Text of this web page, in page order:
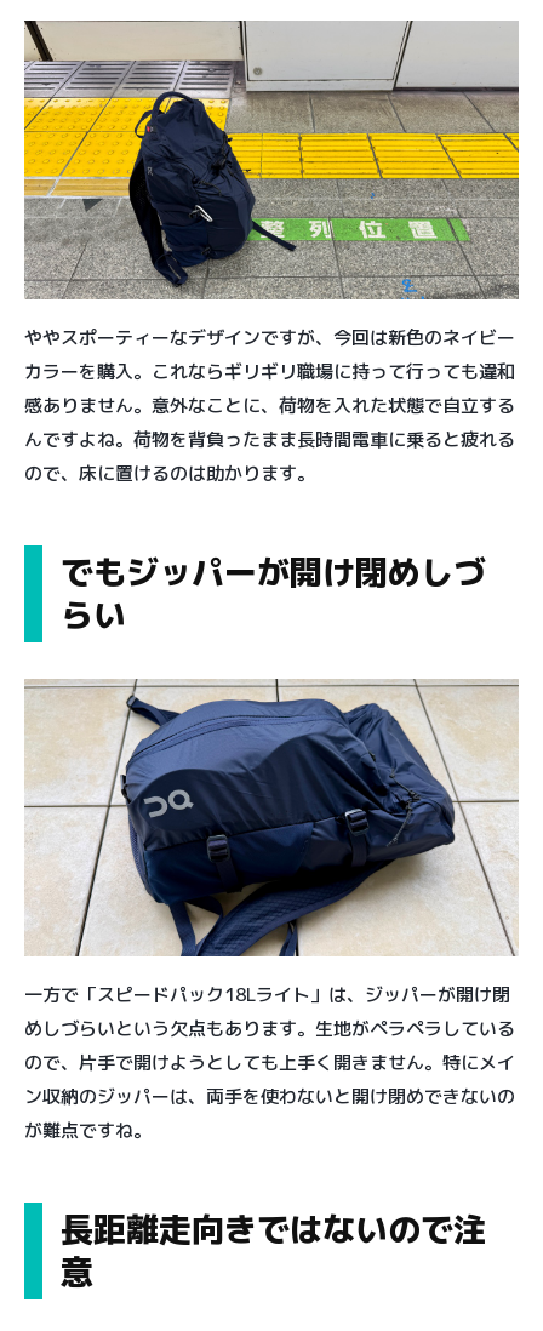
ややスポーティーなデザインですが、今回は新色のネイビー
カラーを購入。これならギリギリ職場に持って行っても違和
感ありません。意外なことに、荷物を入れた状態で自立する
んですよね。荷物を背負ったまま長時間電車に乗ると疲れる
ので、床に置けるのは助かります。
でもジッパーが開け閉めしづ
らい
一方で「スピードパック18Lライト」は、ジッパーが開け閉
めしづらいという欠点もあります。生地がペラペラしている
ので、片手で開けようとしても上手く開きません。特にメイ
ン収納のジッパーは、両手を使わないと開け閉めできないの
が難点ですね。
長距離走向きではないので注
意